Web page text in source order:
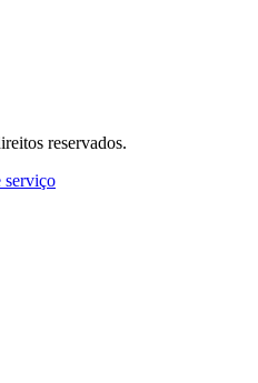
reservados.
serviço